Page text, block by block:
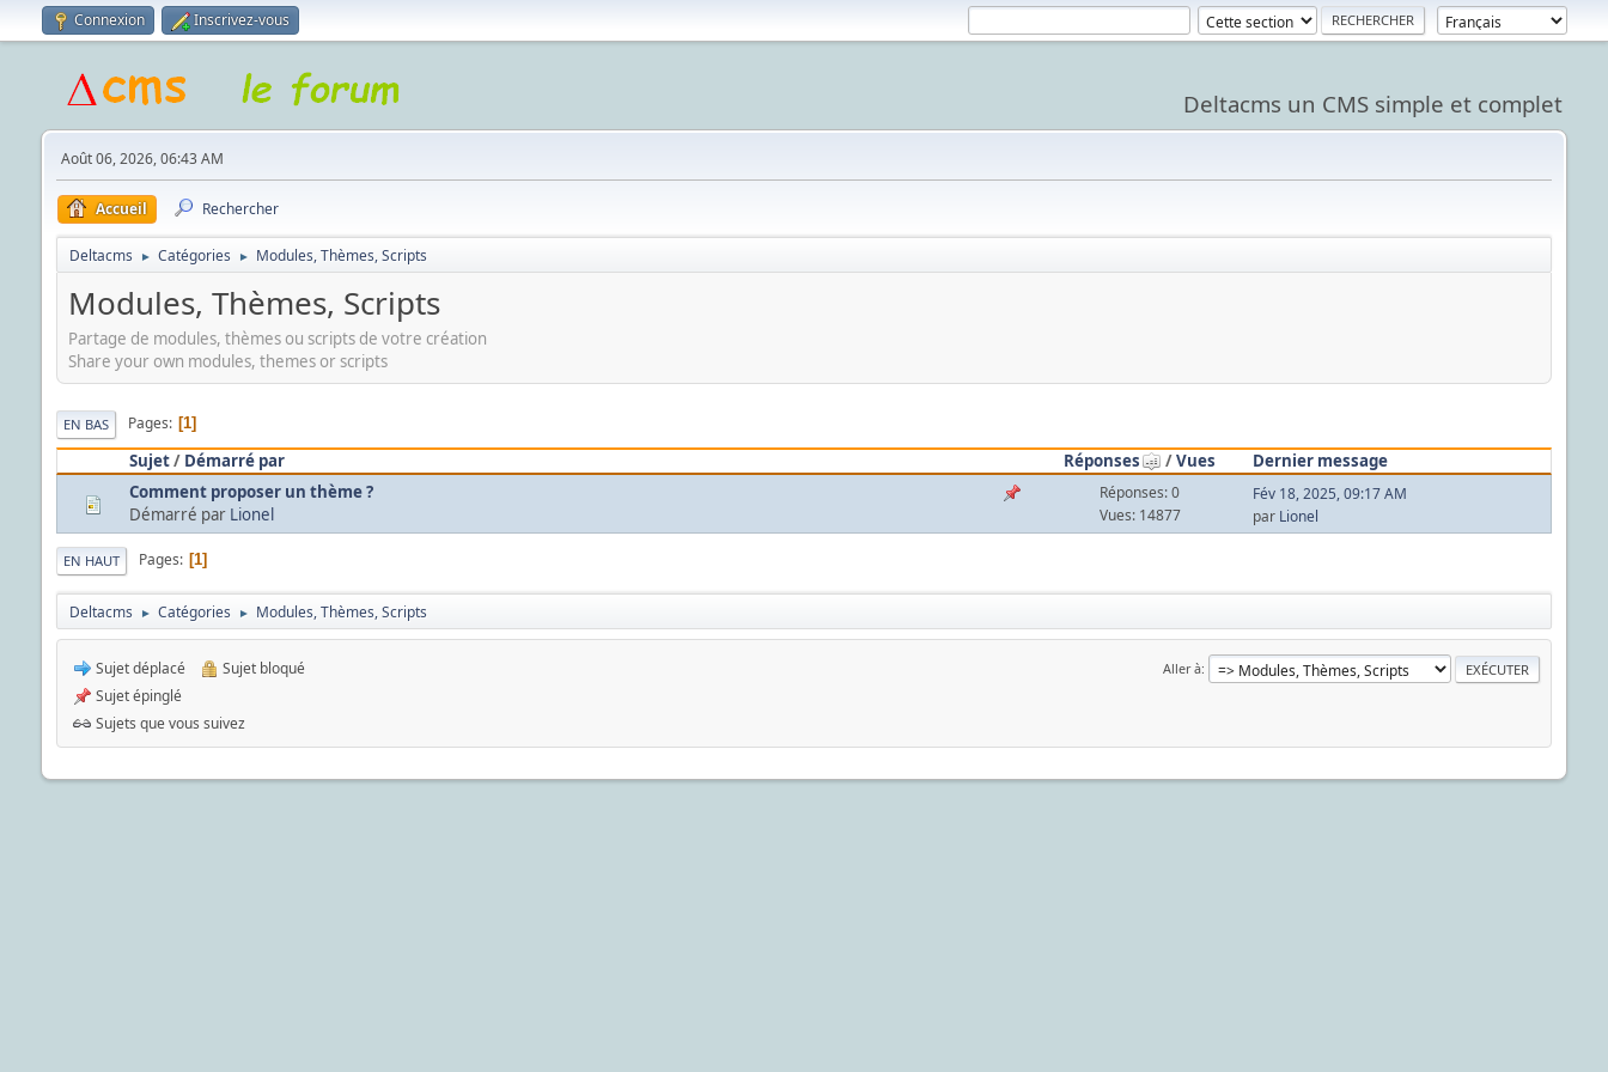
Connexion Inscrivez-vous
Deltacms un CMS simple et complet
Août 06, 2026, 06:43 AM
Accueil Rechercher
Deltacms ► Catégories ► Modules, Thèmes, Scripts
Modules, Thèmes, Scripts
Partage de modules, thèmes ou scripts de votre création
Share your own modules, themes or scripts
EN BAS Pages 1
Sujet/ Démarré par Réponses /Vues
Dernier message
Comment proposer un thème ?
Démarré par Lionel
Réponses: 0
Vues: 14877
Fév 18, 2025, 09:17 AM
par Lionel
EN HAUT Pages 1
Deltacms ► Catégories ► Modules, Thèmes, Scripts
Aller à
Sujet déplacé
Sujet bloqué
Sujet épinglé
Sujets que vous suivez